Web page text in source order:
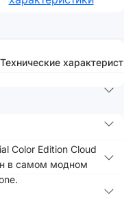
Технические
Color Edition Cloud
в самом модном